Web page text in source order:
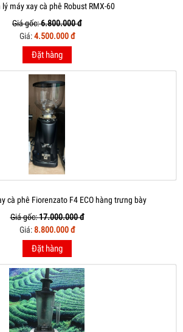
lý máy xay cà phê Robust RMX-60
Giá gốc:6.800.000 đ
Giá:4.500.000 đ
Đặt hàng
cà phê Fiorenzato F4 ECO hàng trưng bày
Giá gốc:17.000.000 đ
Giá:8.800.000 đ
Đặt hàng